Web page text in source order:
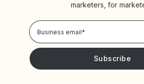
marketers, for